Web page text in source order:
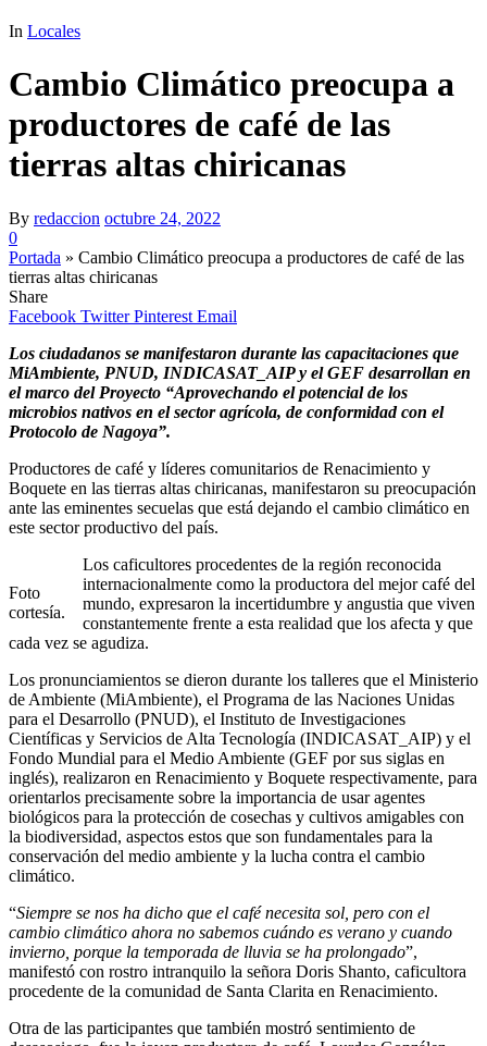
In Locales
Cambio Climático preocupa a
productores de café de las
tierras altas chiricanas
By redaccion octubre 24, 2022
0
Portada » Cambio Climático preocupa a productores de café de las
tierras altas chiricanas
Share
Facebook Twitter Pinterest Email
Los ciudadanos se manifestaron durante las capacitaciones que
MiAmbiente, PNUD, INDICASAT_AIP y el GEF desarrollan en
el marco del Proyecto “Aprovechando el potencial de los
microbios nativos en el sector agrícola, de conformidad con el
Protocolo de Nagoya”.
Productores de café y líderes comunitarios de Renacimiento y
Boquete en las tierras altas chiricanas, manifestaron su preocupación
ante las eminentes secuelas que está dejando el cambio climático en
este sector productivo del país.
Foto
cortesía.
Los caficultores procedentes de la región reconocida
internacionalmente como la productora del mejor café del
mundo, expresaron la incertidumbre y angustia que viven
constantemente frente a esta realidad que los afecta y que
cada vez se agudiza.
Los pronunciamientos se dieron durante los talleres que el Ministerio
de Ambiente (MiAmbiente), el Programa de las Naciones Unidas
para el Desarrollo (PNUD), el Instituto de Investigaciones
Científicas y Servicios de Alta Tecnología (INDICASAT_AIP) y el
Fondo Mundial para el Medio Ambiente (GEF por sus siglas en
inglés), realizaron en Renacimiento y Boquete respectivamente, para
orientarlos precisamente sobre la importancia de usar agentes
biológicos para la protección de cosechas y cultivos amigables con
la biodiversidad, aspectos estos que son fundamentales para la
conservación del medio ambiente y la lucha contra el cambio
climático.
“Siempre se nos ha dicho que el café necesita sol, pero con el
cambio climático ahora no sabemos cuándo es verano y cuando
invierno, porque la temporada de lluvia se ha prolongado”,
manifestó con rostro intranquilo la señora Doris Shanto, caficultora
procedente de la comunidad de Santa Clarita en Renacimiento.
Otra de las participantes que también mostró sentimiento de